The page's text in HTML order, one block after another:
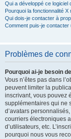
Qui a développé ce logiciel
Pourquoi la fonctionnalité X
Qui dois-je contacter à
Comment puis-je
Problèmes de
Pourquoi ai-je besoin
Vous n’êtes pas dans
peuvent limiter la
inscrivant, vous pouvez
supplémentaires qui ne
d’avatars
courriers électroniques
d’utilisateurs, etc.
pourquoi nous vous